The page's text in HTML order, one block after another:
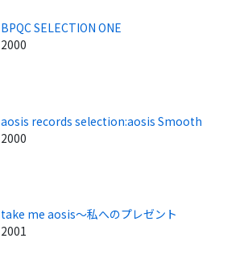
BPQC SELECTION ONE
2000
aosis records selection:aosis Smooth
2000
take me aosis～私へのプレゼント
2001